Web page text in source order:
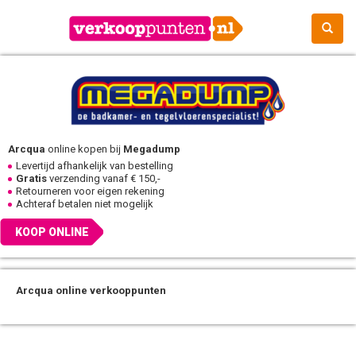
Arcqua online kopen bij Megadump
Levertijd afhankelijk van bestelling
Gratis verzending vanaf € 150,-
Retourneren voor eigen rekening
Achteraf betalen niet mogelijk
KOOP ONLINE
Arcqua online verkooppunten